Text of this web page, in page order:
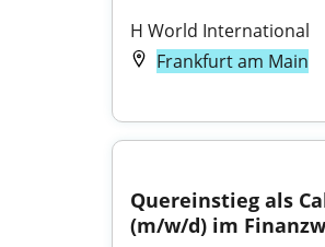
H World International
Frankfurt am Main
Quereinstieg als
(m/w/d) im